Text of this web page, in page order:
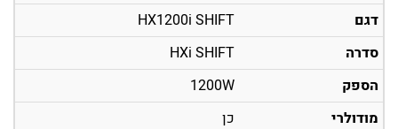
דגם
HX1200i SHIFT
סדרה
HXi SHIFT
הספק
1200W
מודולרי
כן